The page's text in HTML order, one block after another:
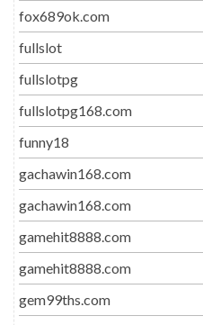
fox689ok.com
fullslot
fullslotpg
fullslotpg168.com
funny18
gachawin168.com
gachawin168.com
gamehit8888.com
gamehit8888.com
gem99ths.com